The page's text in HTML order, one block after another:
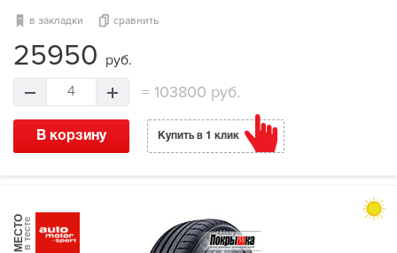
в закладки сравнить
25950 руб.
4 = 103800 руб.
В корзину Купить в 1 клик
МЕСТОв тесте